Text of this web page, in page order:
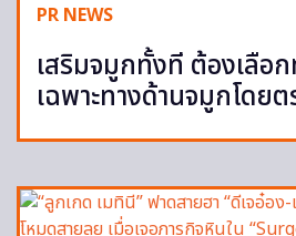
PR NEWS
เสริมจมูกทั้งที ต้องเลือ
เฉพาะทางด้านจมูกโดย